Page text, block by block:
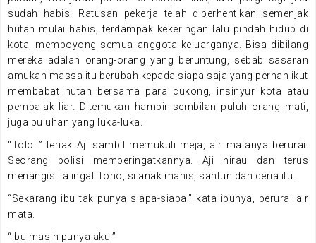
sudah habis. Ratusan pekerja telah diberhentikan semenjak
hutan mulai habis, terdampak kekeringan lalu pindah hidup di
kota, memboyong semua anggota keluarganya. Bisa dibilang
mereka adalah orang-orang yang beruntung, sebab sasaran
amukan massa itu berubah kepada siapa saja yang pernah ikut
membabat hutan bersama para cukong, insinyur kota atau
pembalak liar. Ditemukan hampir sembilan puluh orang mati,
juga puluhan yang luka-luka.
“Tolol!” teriak Aji sambil memukuli meja, air matanya berurai.
Seorang polisi memperingatkannya. Aji hirau dan terus
menangis. Ia ingat Tono, si anak manis, santun dan ceria itu.
“Sekarang ibu tak punya siapa-siapa.” kata ibunya, berurai air
mata.
“Ibu masih punya aku.”